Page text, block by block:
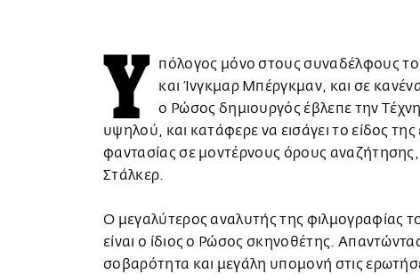
Υ πόλογος μόνο στους συναδέλφους
και Ίνγκμαρ Μπέργκμαν, και σε
ο Ρώσος δημιουργός έβλεπε την
υψηλού, και κατάφερε να εισάγει το είδος της
φαντασίας σε μοντέρνους όρους αναζήτησης,
Στάλκερ.
Ο μεγαλύτερος αναλυτής της φιλμογραφίας
είναι ο ίδιος ο Ρώσος σκηνοθέτης.
σοβαρότητα και μεγάλη υπομονή στις